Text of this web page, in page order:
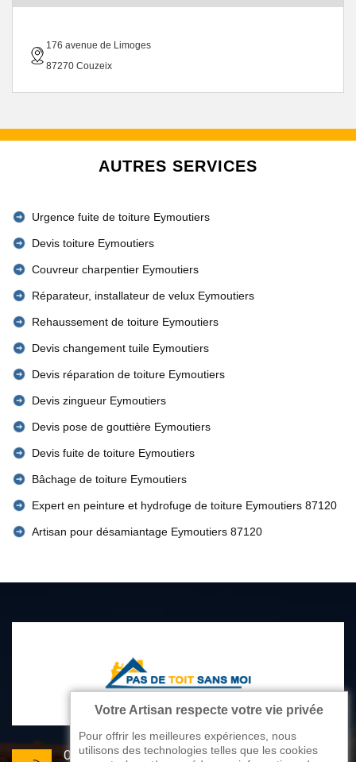
176 avenue de Limoges
87270 Couzeix
AUTRES SERVICES
Urgence fuite de toiture Eymoutiers
Devis toiture Eymoutiers
Couvreur charpentier Eymoutiers
Réparateur, installateur de velux Eymoutiers
Rehaussement de toiture Eymoutiers
Devis changement tuile Eymoutiers
Devis réparation de toiture Eymoutiers
Devis zingueur Eymoutiers
Devis pose de gouttière Eymoutiers
Devis fuite de toiture Eymoutiers
Bâchage de toiture Eymoutiers
Expert en peinture et hydrofuge de toiture Eymoutiers 87120
Artisan pour désamiantage Eymoutiers 87120
05 33 06 22 81
Votre Artisan respecte votre vie privée
Pour offrir les meilleures expériences, nous
utilisons des technologies telles que les cookies